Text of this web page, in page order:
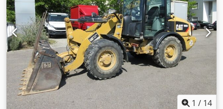
1 / 14